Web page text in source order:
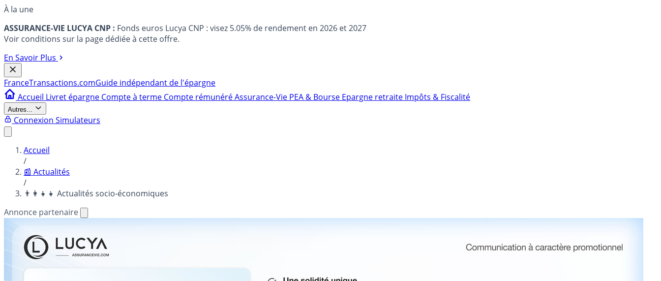
À la une
ASSURANCE-VIE LUCYA CNP : Fonds euros Lucya CNP : visez 5.05% de rendement en 2026 et 2027
Voir conditions sur la page dédiée à cette offre.
En Savoir Plus
FranceTransactions.comGuide indépendant de l'épargne
Accueil Livret épargne Compte à terme Compte rémunéréAssurance-Vie PEA & Bourse Epargne retraite Impôts & Fiscalité
Autres...
Connexion Simulateurs
Accueil
/
📰 Actualités
/
👨‍👩‍👧‍👧 Actualités socio-économiques
Annonce partenaire